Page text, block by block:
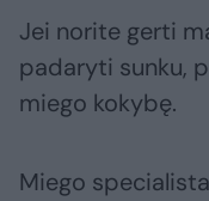
Jei norite gerti
padaryti sunku,
miego kokybę.
Miego